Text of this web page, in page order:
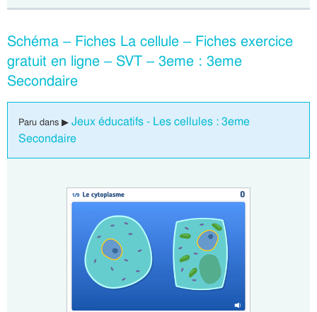
Schéma – Fiches La cellule – Fiches exercice
gratuit en ligne – SVT – 3eme : 3eme
Secondaire
Paru dans ▶ Jeux éducatifs - Les cellules : 3eme
Secondaire